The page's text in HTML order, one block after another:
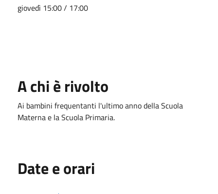
giovedì 15:00 / 17:00
A chi è rivolto
Ai bambini frequentanti l'ultimo anno della Scuola
Materna e la Scuola Primaria.
Date e orari